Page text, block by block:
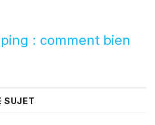
: comment bien
SUJET